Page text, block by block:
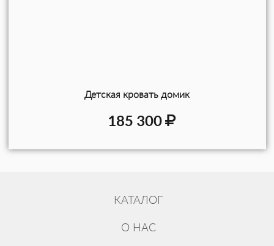
Детская кровать домик
185 300
КАТАЛОГ
О НАС